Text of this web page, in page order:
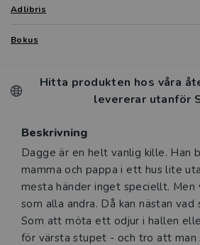
Adlibris
Bokus
Hitta produkten hos våra
levererar utanför
Beskrivning
Beskrivning
Dagge är en helt vanlig kille. Han
mamma och pappa i ett hus lite
mesta händer inget speciellt. Men
som alla andra. Då kan nästan vad
Som att möta ett odjur i hallen
för värsta stupet - och tro att man